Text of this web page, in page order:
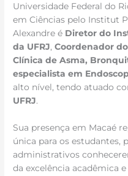
Universidade Federal do
em Ciências pelo Institut
Alexandre é Diretor do
da UFRJ,Coordenador
Clínica de Asma,
especialista em
alto nível, tendo atuado
UFRJ.
Sua presença em Macaé
única para os estudantes,
administrativos
da excelência acadêmica